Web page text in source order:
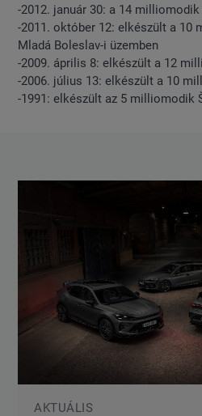
-2012. január 30: a 14
-2011. október 12: elkészült a 10
Mladá Boleslav-i üzemben
-2009. április 8: elkészült a 12
-2006. július 13: elkészült a 10
-1991: elkészült az 5 milliomodik
AKTUÁLIS